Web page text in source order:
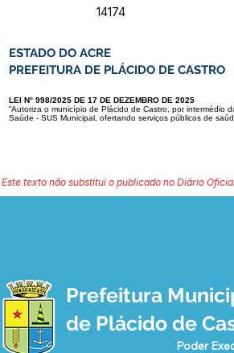
14174
ESTADO DO ACRE
PREFEITURA DE PLÁCIDO DE CASTRO
LEI N° 998/2025 DE 17 DE DEZEMBRO DE 2025
“Autoriza o município de Plácido de Castro, por intermédio
Saúde - SUS Municipal, ofertando serviços públicos de
Este texto não substitui o publicado no Diário
Prefeitura
de Plácido de
Poder